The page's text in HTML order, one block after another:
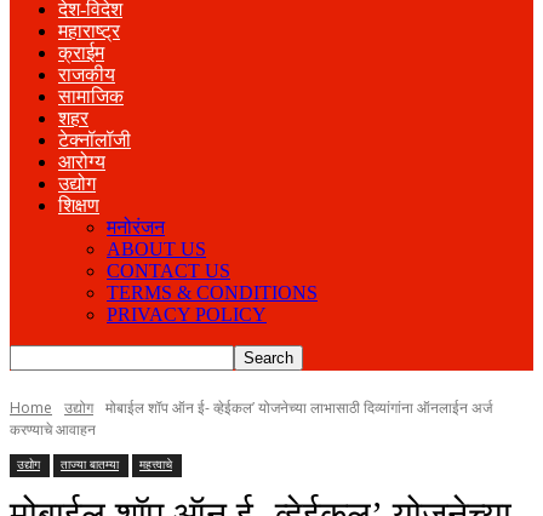
देश-विदेश
महाराष्ट्र
क्राईम
राजकीय
सामाजिक
शहर
टेक्नॉलॉजी
आरोग्य
उद्योग
शिक्षण
मनोरंजन
ABOUT US
CONTACT US
TERMS & CONDITIONS
PRIVACY POLICY
Home उद्योग मोबाईल शॉप ऑन ई- व्हेईकल’ योजनेच्या लाभासाठी दिव्यांगांना ऑनलाईन अर्ज
करण्याचे आवाहन
उद्योग ताज्या बातम्या महत्त्वाचे